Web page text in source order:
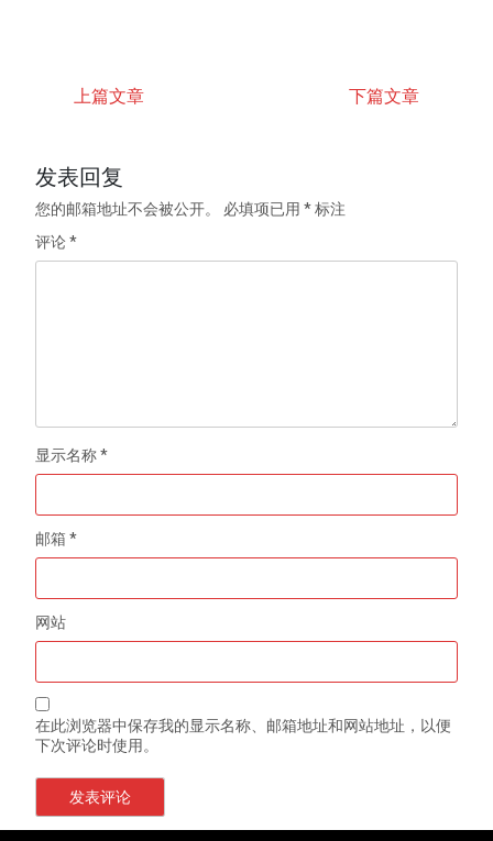
上篇文章 下篇文章
发表回复
您的邮箱地址不会被公开。 必填项已用*标注
评论*
显示名称*
邮箱*
网站
在此浏览器中保存我的显示名称、邮箱地址和网站地址，以便
下次评论时使用。